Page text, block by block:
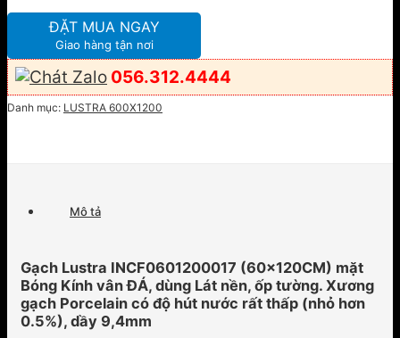
ĐẶT MUA NGAY
Giao hàng tận nơi
056.312.4444
Danh mục: LUSTRA 600X1200
Mô tả
Gạch Lustra INCF0601200017 (60x120CM) mặt
Bóng Kính vân ĐÁ, dùng Lát nền, ốp tường. Xương
gạch Porcelain có độ hút nước rất thấp (nhỏ hơn
0.5%), dầy 9,4mm